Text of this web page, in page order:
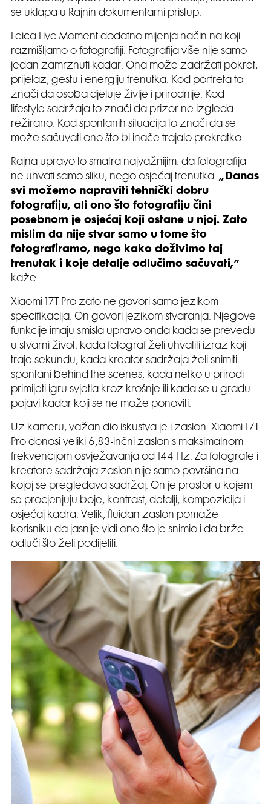
se uklapa u Rajnin dokumentarni pristup.
Leica Live Moment dodatno mijenja način na koji
razmišljamo o fotografiji. Fotografija više nije samo
jedan zamrznuti kadar. Ona može zadržati pokret,
prijelaz, gestu i energiju trenutka. Kod portreta to
znači da osoba djeluje življe i prirodnije. Kod
lifestyle sadržaja to znači da prizor ne izgleda
režirano. Kod spontanih situacija to znači da se
može sačuvati ono što bi inače trajalo prekratko.
Rajna upravo to smatra najvažnijim: da fotografija
ne uhvati samo sliku, nego osjećaj trenutka. „Danas
svi možemo napraviti tehnički dobru
fotografiju, ali ono što fotografiju čini
posebnom je osjećaj koji ostane u njoj. Zato
mislim da nije stvar samo u tome što
fotografiramo, nego kako doživimo taj
trenutak i koje detalje odlučimo sačuvati,”
kaže.
Xiaomi 17T Pro zato ne govori samo jezikom
specifikacija. On govori jezikom stvaranja. Njegove
funkcije imaju smisla upravo onda kada se prevedu
u stvarni život: kada fotograf želi uhvatiti izraz koji
traje sekundu, kada kreator sadržaja želi snimiti
spontani behind the scenes, kada netko u prirodi
primijeti igru svjetla kroz krošnje ili kada se u gradu
pojavi kadar koji se ne može ponoviti.
Uz kameru, važan dio iskustva je i zaslon. Xiaomi 17T
Pro donosi veliki 6,83-inčni zaslon s maksimalnom
frekvencijom osvježavanja od 144 Hz. Za fotografe i
kreatore sadržaja zaslon nije samo površina na
kojoj se pregledava sadržaj. On je prostor u kojem
se procjenjuju boje, kontrast, detalji, kompozicija i
osjećaj kadra. Velik, fluidan zaslon pomaže
korisniku da jasnije vidi ono što je snimio i da brže
odluči što želi podijeliti.